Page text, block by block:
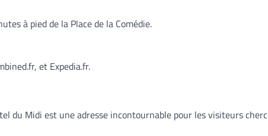
à pied de la Place de la Comédie.
et Expedia.fr.
du Midi est une adresse incontournable pour les visiteurs